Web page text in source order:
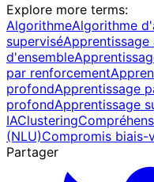
Explore more terms:
AlgorithmeAlgorithme
supervisé
d'ensemble
par renforcement
profondApprentissage
profondApprentissage
IAClustering
(NLU)Compromis biais-
Partager